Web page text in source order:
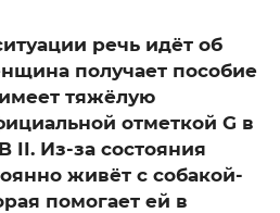
речь идёт об
получает пособие
тяжёлую
отметкой G в
II. Из-за состояния
живёт с собакой-
помогает ей в